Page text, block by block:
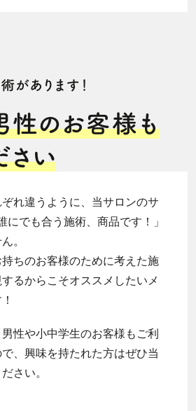
れ違うように、当サロンのサ
にでも合う施術、商品です！」
。
ちのお客様のために考えた施
るからこそオススメしたいメ
性や小中学生のお客様もご利
、興味を持たれた方はぜひ当
さい。